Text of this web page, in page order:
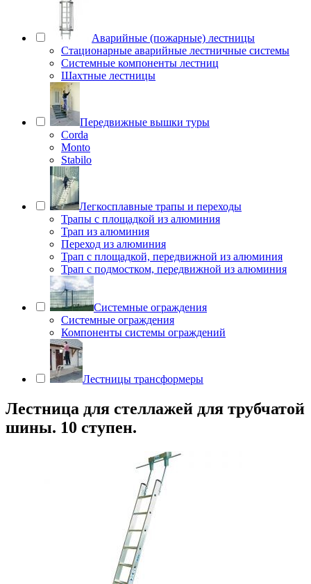
Аварийные (пожарные) лестницы
Стационарные аварийные лестничные системы
Системные компоненты лестниц
Шахтные лестницы
Передвижные вышки туры
Corda
Monto
Stabilo
Легкосплавные трапы и переходы
Трапы с площадкой из алюминия
Трап из алюминия
Переход из алюминия
Трап с площадкой, передвижной из алюминия
Трап с подмостком, передвижной из алюминия
Системные ограждения
Системные ограждения
Компоненты системы ограждений
Лестницы трансформеры
Лестница для стеллажей для трубчатой
шины. 10 ступен.